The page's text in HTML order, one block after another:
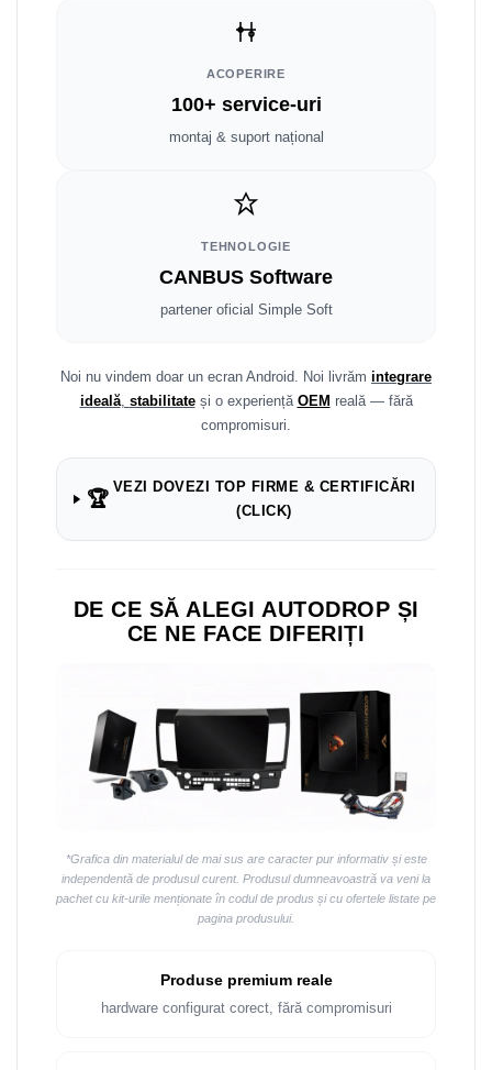
Dodge
Navigații universale 2DIN
Navigații universale 1DIN
Rame adaptoare Volkswagen
Rame adaptoare M-Benz
Rame adaptoare Opel
Rame adaptoare Suzuki
Rame adaptoare Audi
ACOPERIRE
100+ service-uri
montaj & suport național
TEHNOLOGIE
CANBUS Software
partener oficial Simple Soft
Noi nu vindem doar un ecran Android. Noi livrăm integrare
ideală, stabilitateși o experiență OEM reală — fără
compromisuri.
🏆
VEZI DOVEZI TOP FIRME & CERTIFICĂRI
(CLICK)
DE CE SĂ ALEGI AUTODROP ȘI
CE NE FACE DIFERIȚI
*Grafica din materialul de mai sus are caracter pur informativ și este
independentă de produsul curent. Produsul dumneavoastră va veni la
pachet cu kit-urile menționate în codul de produs și cu ofertele listate pe
pagina produsului.
Produse premium reale
hardware configurat corect, fără compromisuri